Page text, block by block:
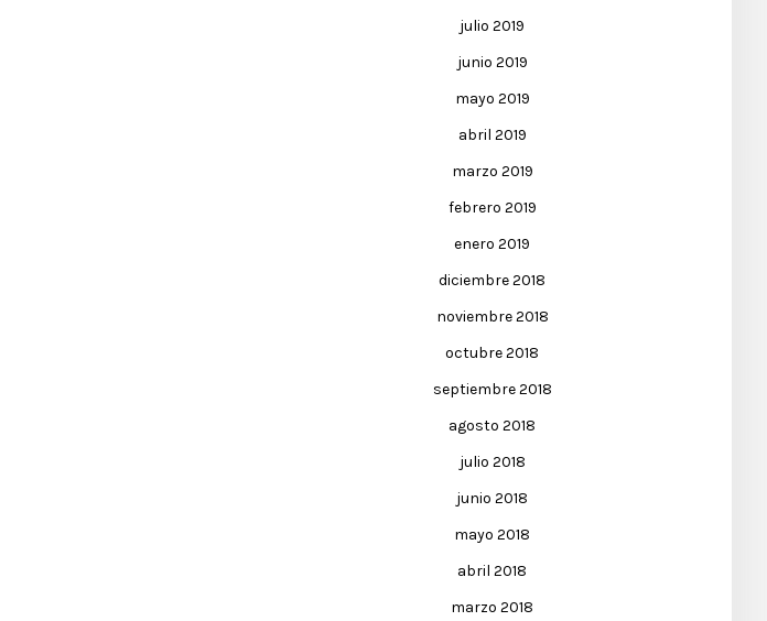
julio 2019
junio 2019
mayo 2019
abril 2019
marzo 2019
febrero 2019
enero 2019
diciembre 2018
noviembre 2018
octubre 2018
septiembre 2018
agosto 2018
julio 2018
junio 2018
mayo 2018
abril 2018
marzo 2018